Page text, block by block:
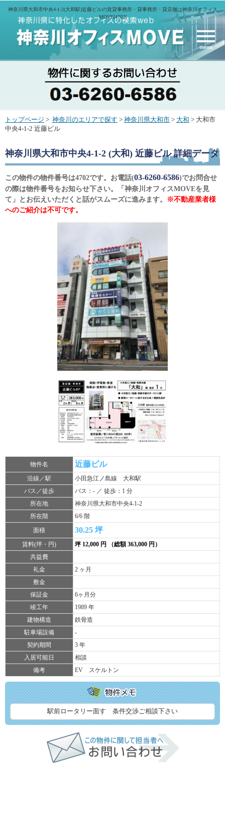
神奈川県大和市中央4-1-2(大和駅)近藤ビルの賃貸事務所・貸事務所・貸店舗は神奈川オフィス
MOVE[4702]
menu
トップページ > 神奈川のエリアで探す > 神奈川県大和市 > 大和 > 大和市
中央4-1-2 近藤ビル
神奈川県大和市中央4-1-2 (大和) 近藤ビル詳細データ
この物件の物件番号は4702です。お電話(03-6260-6586)でお問合せ
の際は物件番号をお知らせ下さい。「神奈川オフィスMOVEを見
て」とお伝えいただくと話がスムーズに進みます。
※不動産業者様
へのご紹介は不可です。
物件名 近藤ビル
沿線／駅
小田急江ノ島線 大和駅
バス／徒歩
バス：- ／ 徒歩：1 分
所在地
神奈川県大和市中央4-1-2
所在階
6/6 階
面積
30.25 坪
賃料(坪・円)
坪 12,000 円 （総額 363,000 円）
共益費
礼金
2 ヶ月
敷金
保証金
6ヶ月分
竣工年
1989 年
建物構造
鉄骨造
駐車場設備
-
契約期間
3 年
入居可能日
相談
備考
EV スケルトン
駅前ロータリー面す 条件交渉ご相談下さい